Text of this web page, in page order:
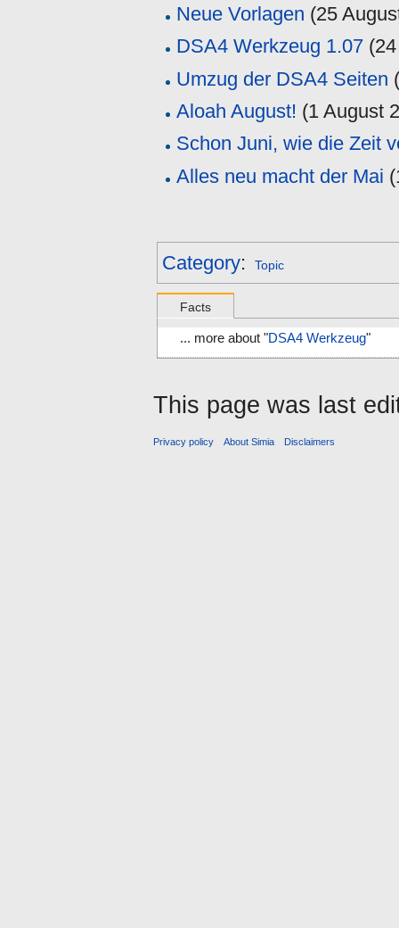
Neue Vorlagen (25
DSA4 Werkzeug 1.07 (
Umzug der DSA4 Seiten
Aloah August! (1 August
Schon Juni, wie die Zeit
Alles neu macht der Mai (
Category: Topic
Facts
... more about "DSA4 Werkzeug"
This page was last
Privacy policy About Simia Disclaimers